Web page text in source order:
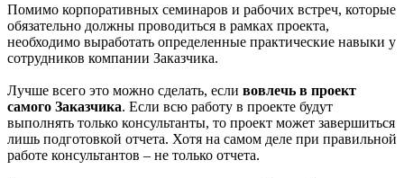
Помимо корпоративных семинаров и рабочих встреч, которые
обязательно должны проводиться в рамках проекта,
необходимо выработать определенные практические навыки у
сотрудников компании Заказчика.
Лучше всего это можно сделать, если вовлечь в проект
самого Заказчика. Если всю работу в проекте будут
выполнять только консультанты, то проект может завершиться
лишь подготовкой отчета. Хотя на самом деле при правильной
работе консультантов – не только отчета.